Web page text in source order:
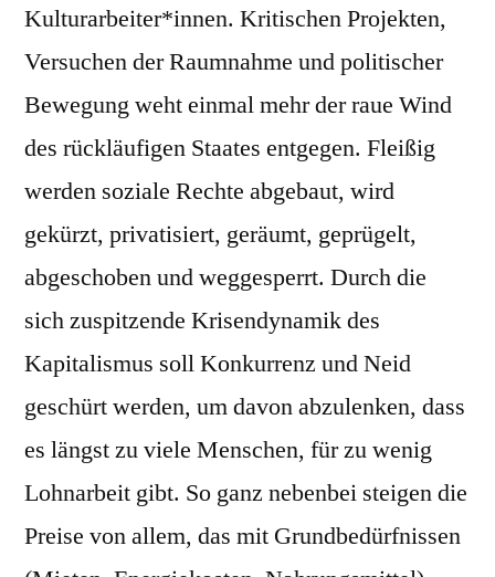
Kulturarbeiter*innen. Kritischen Projekten,
Versuchen der Raumnahme und politischer
Bewegung weht einmal mehr der raue Wind
des rückläufigen Staates entgegen. Fleißig
werden soziale Rechte abgebaut, wird
gekürzt, privatisiert, geräumt, geprügelt,
abgeschoben und weggesperrt. Durch die
sich zuspitzende Krisendynamik des
Kapitalismus soll Konkurrenz und Neid
geschürt werden, um davon abzulenken, dass
es längst zu viele Menschen, für zu wenig
Lohnarbeit gibt. So ganz nebenbei steigen die
Preise von allem, das mit Grundbedürfnissen